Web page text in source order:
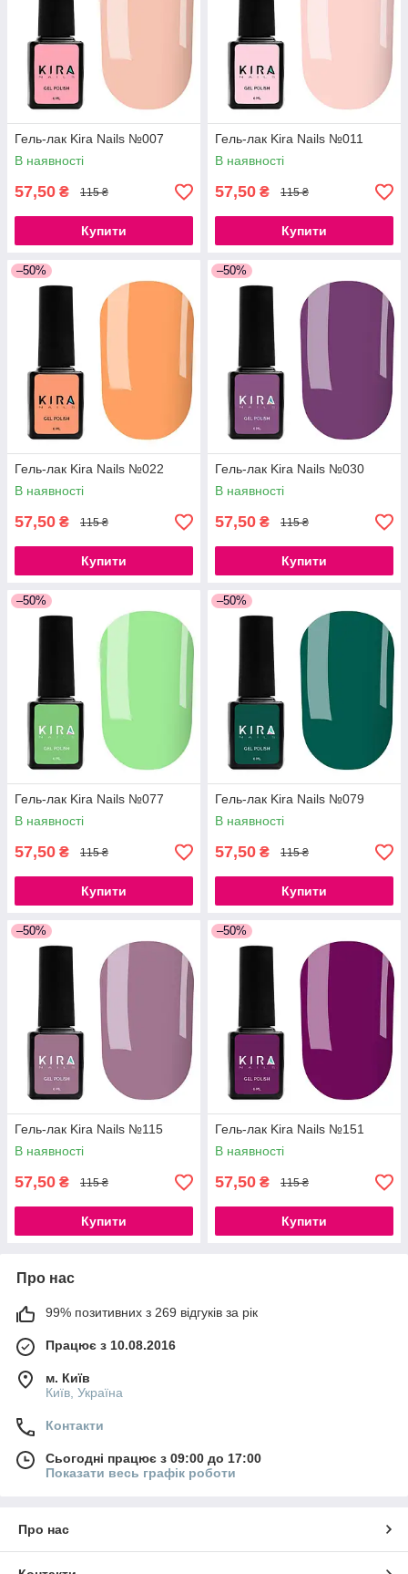
Гель-лак Kira Nails №007
В наявності
57,50 ₴ 115 ₴
Купити
Гель-лак Kira Nails №011
В наявності
57,50 ₴ 115 ₴
Купити
–50%
Гель-лак Kira Nails №022
В наявності
57,50 ₴ 115 ₴
Купити
–50%
Гель-лак Kira Nails №030
В наявності
57,50 ₴ 115 ₴
Купити
–50%
Гель-лак Kira Nails №077
В наявності
57,50 ₴ 115 ₴
Купити
–50%
Гель-лак Kira Nails №079
В наявності
57,50 ₴ 115 ₴
Купити
–50%
Гель-лак Kira Nails №115
В наявності
57,50 ₴ 115 ₴
Купити
–50%
Гель-лак Kira Nails №151
В наявності
57,50 ₴ 115 ₴
Купити
Про нас
99% позитивних з 269 відгуків за рік
Працює з 10.08.2016
м. Київ
Київ, Україна
Контакти
Сьогодні працює з 09:00 до 17:00
Показати весь графік роботи
Про нас